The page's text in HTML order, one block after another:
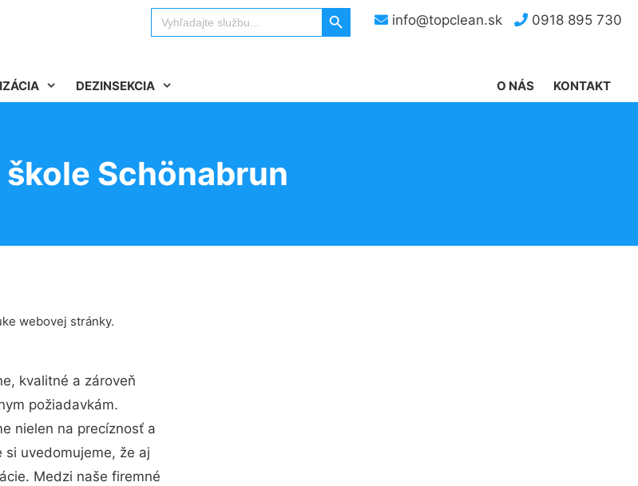
info@topclean.sk 0918 895 730
Search
for:
Search Button
DEZINSEKCIA KONTAKT
O NÁS
Schönabrun
webovej stránky.
kvalitné a zároveň
požiadavkám.
nielen na precíznosť a
uvedomujeme, že aj
Medzi naše firemné